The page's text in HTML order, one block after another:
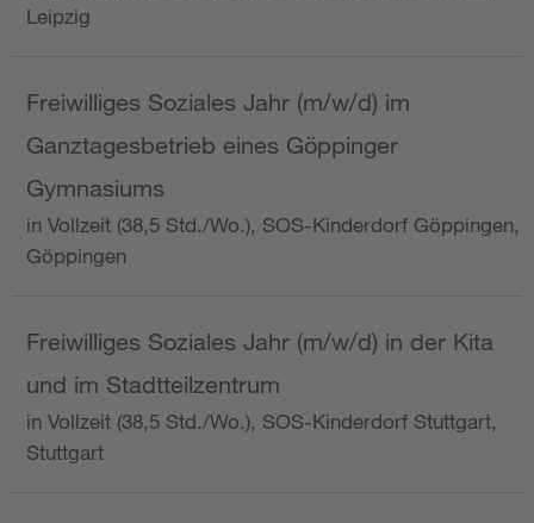
Leipzig
Freiwilliges Soziales Jahr (m/w/d) im
Ganztagesbetrieb eines Göppinger
Gymnasiums
in Vollzeit (38,5 Std./Wo.), SOS-Kinderdorf Göppingen,
Göppingen
Freiwilliges Soziales Jahr (m/w/d) in der Kita
und im Stadtteilzentrum
in Vollzeit (38,5 Std./Wo.), SOS-Kinderdorf Stuttgart,
Stuttgart